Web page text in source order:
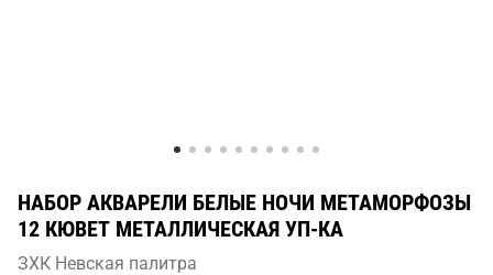
НАБОР АКВАРЕЛИ БЕЛЫЕ НОЧИ МЕТАМОРФОЗЫ
12 КЮВЕТ МЕТАЛЛИЧЕСКАЯ УП-КА
ЗХК Невская палитра